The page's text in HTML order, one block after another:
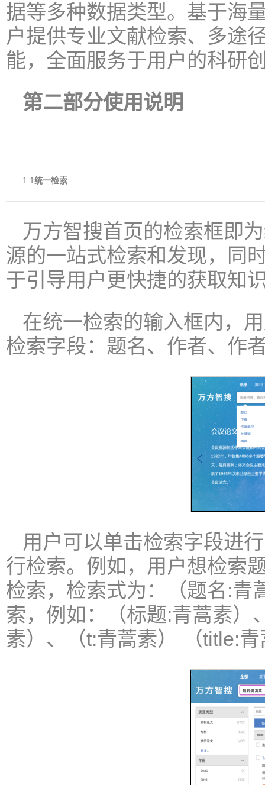
据等多种数据类型。基于海
户提供专业文献检索、多途
能，全面服务于用户的科研
第二部分使用说明
1.1统一检索
万方智搜首页的检索框即
源的一站式检索和发现，同
于引导用户更快捷的获取知
在统一检索的输入框内，
检索字段：题名、作者、作
用户可以单击检索字段进
行检索。例如，用户想检索
检索，检索式为：（题名:青
索，例如：（标题:青蒿素）
素）、（t:青蒿素） （title: